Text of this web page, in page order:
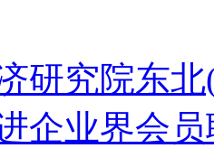
研究院东
企业界会